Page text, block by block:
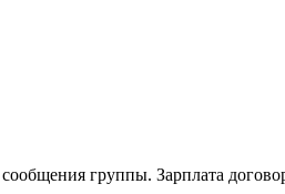
группы. Зарплата